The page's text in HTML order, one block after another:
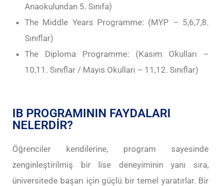
Anaokulundan 5. Sınıfa)
The Middle Years Programme: (MYP – 5,6,7,8.
Sınıflar)
The Diploma Programme: (Kasım Okulları –
10,11. Sınıflar / Mayıs Okulları – 11,12. Sınıflar)
IB PROGRAMININ FAYDALARI
NELERDİR?
Öğrenciler kendilerine, program sayesinde
zenginleştirilmiş bir lise deneyiminin yanı sıra,
üniversitede başarı için güçlü bir temel yaratırlar. Bir